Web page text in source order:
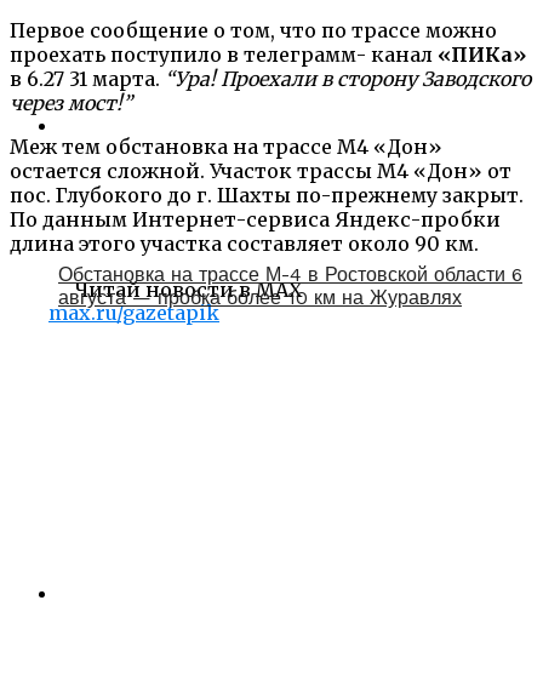
Первое сообщение о том, что по трассе можно
проехать поступило в телеграмм- канал «ПИКа»
в 6.27 31 марта. “Ура! Проехали в сторону Заводского
через мост!”
Меж тем обстановка на трассе М4 «Дон»
остается сложной. Участок трассы М4 «Дон» от
пос. Глубокого до г. Шахты по-прежнему закрыт.
По данным Интернет-сервиса Яндекс-пробки
длина этого участка составляет около 90 км.
Читай новости в MAX
max.ru/gazetapik
Обстановка на трассе М-4 в Ростовской области 6
августа — пробка более 10 км на Журавлях